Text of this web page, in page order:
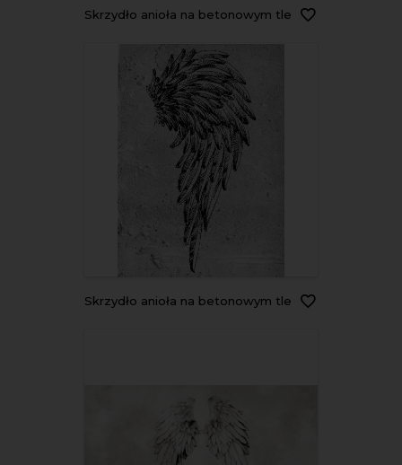
Skrzydło anioła na betonowym tle
Skrzydło anioła na betonowym tle